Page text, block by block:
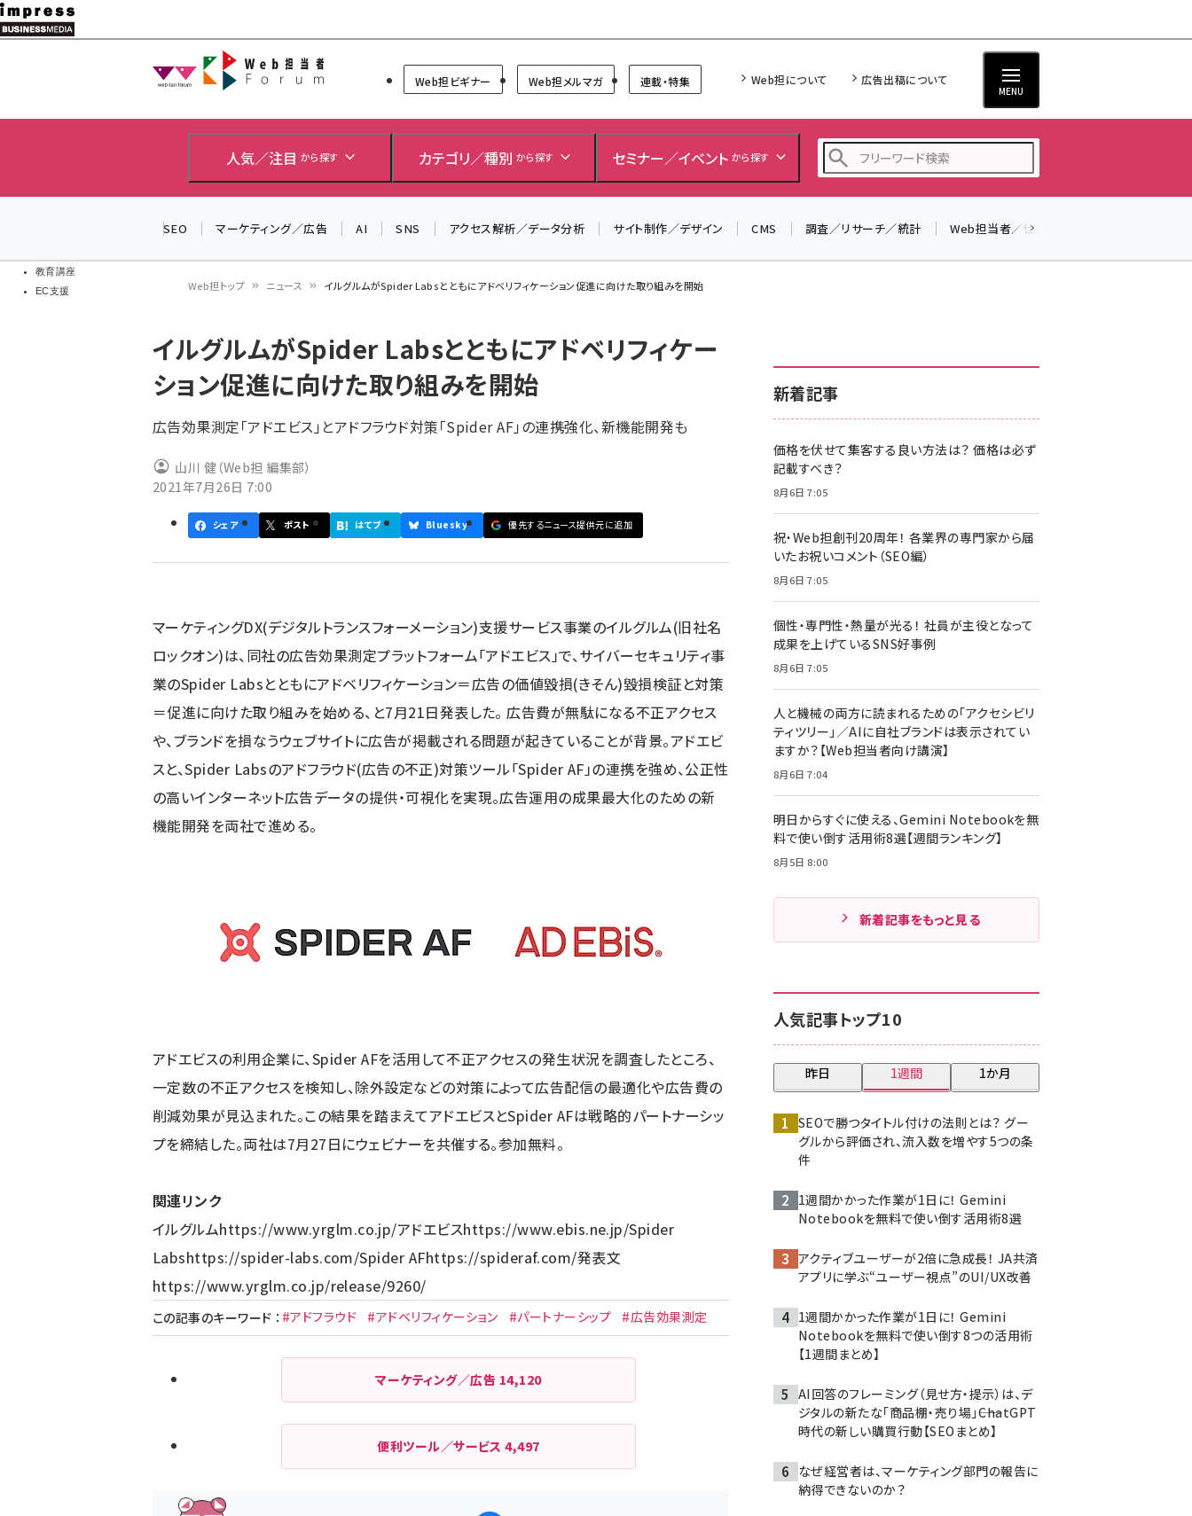
メ
イ
教育講座
EC支援
Web担当者Forum
Web担ビギナー Web担メルマガ 連載・特集 Web担について 広告出稿について
MENU
人気／注目 から探す カテゴリ／種別 から探す セミナー／イベント から探す
z世代 (1622)
meo (1275)
SEO マーケティング／広告 AI SNS アクセス解析／データ分析 サイト制作／デザイン CMS 調査／リサーチ／統計 Web担当者／仕事
ン
く
ず
Web担トップ ニュース イルグルムがSpider Labsとともにアドベリフィケーション促進に向けた取り組みを開始
イルグルムがSpider Labsとともにアドベリフィケー
ション促進に向けた取り組みを開始
広告効果測定「アドエビス」とアドフラウド対策「Spider AF」の連携強化、新機能開発も
山川 健（Web担 編集部）
2021年7月26日 7:00
シェア ポスト はてブ Bluesky 優先するニュース提供元に追加
マーケティングDX(デジタルトランスフォーメーション)支援サービス事業のイルグルム(旧社名
ロックオン)は、同社の広告効果測定プラットフォーム「アドエビス」で、サイバーセキュリティ事
業のSpider Labsとともにアドベリフィケーション＝広告の価値毀損(きそん)毀損検証と対策
＝促進に向けた取り組みを始める、と7月21日発表した。 広告費が無駄になる不正アクセス
や、ブランドを損なうウェブサイトに広告が掲載される問題が起きていることが背景。アドエビ
スと、Spider Labsのアドフラウド(広告の不正)対策ツール「Spider AF」の連携を強め、公正性
の高いインターネット広告データの提供・可視化を実現。広告運用の成果最大化のための新
機能開発を両社で進める。
アドエビスの利用企業に、Spider AFを活用して不正アクセスの発生状況を調査したところ、
一定数の不正アクセスを検知し、除外設定などの対策によって広告配信の最適化や広告費の
削減効果が見込まれた。この結果を踏まえてアドエビスとSpider AFは戦略的パートナーシッ
プを締結した。両社は7月27日にウェビナーを共催する。参加無料。
関連リンク
イルグルムhttps://www.yrglm.co.jp/アドエビスhttps://www.ebis.ne.jp/Spider
Labshttps://spider-labs.com/Spider AFhttps://spideraf.com/発表文
https://www.yrglm.co.jp/release/9260/
この記事のキーワード ： #アドフラウド #アドベリフィケーション #パートナーシップ #広告効果測定
マーケティング／広告 14,120
便利ツール／サービス4,497
新着記事
価格を伏せて集客する良い方法は？ 価格は必ず
記載すべき？
8月6日 7:05
祝・Web担創刊20周年！ 各業界の専門家から届
いたお祝いコメント（SEO編）
8月6日 7:05
個性・専門性・熱量が光る！ 社員が主役となって
成果を上げているSNS好事例
8月6日 7:05
人と機械の両方に読まれるための「アクセシビリ
ティツリー」／AIに自社ブランドは表示されてい
ますか？【Web担当者向け講演】
8月6日 7:04
明日からすぐに使える、Gemini Notebookを無
料で使い倒す活用術8選【週間ランキング】
8月5日 8:00
新着記事をもっと見る
人気記事トップ10
昨日 1週間 1か月
SEOで勝つタイトル付けの法則とは？ グー
グルから評価され、流入数を増やす5つの条
件
1週間かかった作業が1日に！ Gemini
Notebookを無料で使い倒す活用術8選
アクティブユーザーが2倍に急成長！ JA共済
アプリに学ぶ“ユーザー視点”のUI/UX改善
1週間かかった作業が1日に！ Gemini
Notebookを無料で使い倒す8つの活用術
【1週間まとめ】
AI回答のフレーミング（見せ方・提示）は、デ
ジタルの新たな「商品棚・売り場」――ChatGPT
時代の新しい購買行動【SEOまとめ】
なぜ経営者は、マーケティング部門の報告に
納得できないのか？